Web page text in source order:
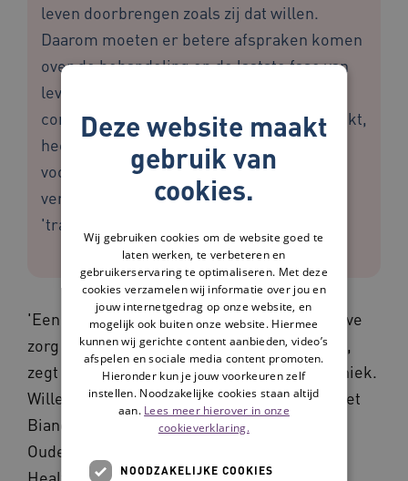
leven doorbrengen zoals zij dat willen.
Daarom moeten er betere afspraken komen
over de behandeling en de laatste fase van
leven van terminale patiënten. Een
consortium, waarvan het AMC deel uitmaakt,
heeft een miljoen euro subsidie gekregen
voor een project dat is gericht op het
verbeteren van deze zogenaamde
'transmurale overgang'.
'Een van de kernproblemen in deze palliatieve
zorg is de onduidelijkheid van de afspraken',
zegt Dick Willems, hoogleraar medische ethiek.
Willems heeft het plan samen ontwikkeld met
Bianca Buurman, lector Transmurale
Ouderenzorg AMC en Amsterdam School of
Health Professions. Het probleem doet zich
Deze website maakt
gebruik van
cookies.
Wij gebruiken cookies om de website goed te
laten werken, te verbeteren en
gebruikerservaring te optimaliseren. Met deze
cookies verzamelen wij informatie over jou en
jouw internetgedrag op onze website, en
mogelijk ook buiten onze website. Hiermee
kunnen wij gerichte content aanbieden, video’s
afspelen en sociale media content promoten.
Hieronder kun je jouw voorkeuren zelf
instellen. Noodzakelijke cookies staan altijd
aan. Lees meer hierover in onze
cookieverklaring.
NOODZAKELIJKE COOKIES